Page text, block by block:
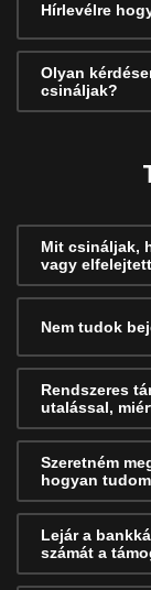
Hírlevélre
Olyan
csináljak?
Mit csináljak,
vagy
Nem tudok
Rendszeres
utalással,
Szeretném
hogyan
Lejár a
számát a